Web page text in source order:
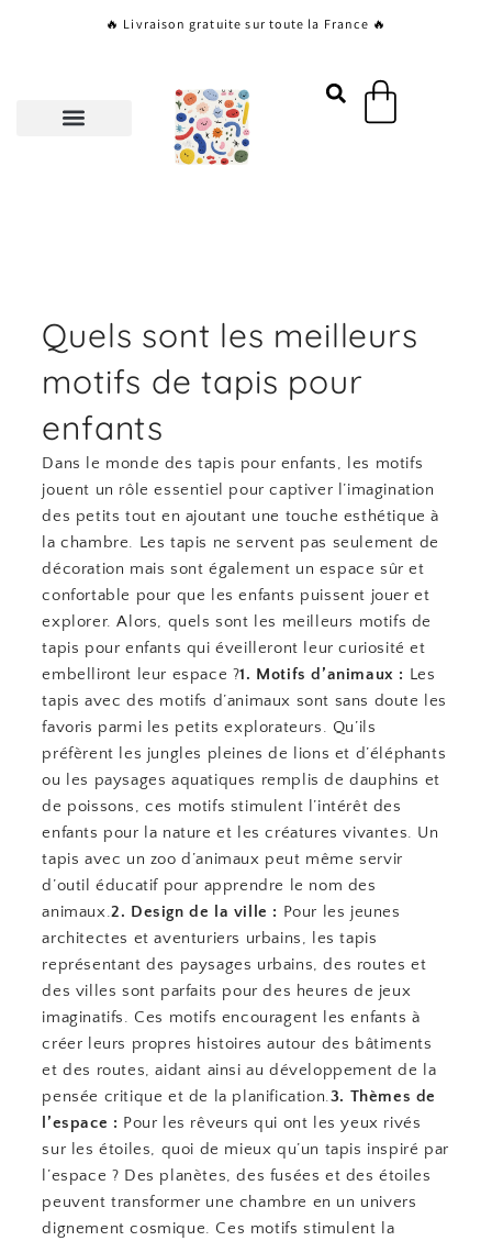
🔥 Livraison gratuite sur toute la France 🔥
Panier
Quels sont les meilleurs
motifs de tapis pour
enfants
Dans le monde des tapis pour enfants, les motifs
jouent un rôle essentiel pour captiver l’imagination
des petits tout en ajoutant une touche esthétique à
la chambre. Les tapis ne servent pas seulement de
décoration mais sont également un espace sûr et
confortable pour que les enfants puissent jouer et
explorer. Alors, quels sont les meilleurs motifs de
tapis pour enfants qui éveilleront leur curiosité et
embelliront leur espace ?1. Motifs d’animaux : Les
tapis avec des motifs d’animaux sont sans doute les
favoris parmi les petits explorateurs. Qu’ils
préfèrent les jungles pleines de lions et d’éléphants
ou les paysages aquatiques remplis de dauphins et
de poissons, ces motifs stimulent l’intérêt des
enfants pour la nature et les créatures vivantes. Un
tapis avec un zoo d’animaux peut même servir
d’outil éducatif pour apprendre le nom des
animaux.2. Design de la ville : Pour les jeunes
architectes et aventuriers urbains, les tapis
représentant des paysages urbains, des routes et
des villes sont parfaits pour des heures de jeux
imaginatifs. Ces motifs encouragent les enfants à
créer leurs propres histoires autour des bâtiments
et des routes, aidant ainsi au développement de la
pensée critique et de la planification.3. Thèmes de
l’espace : Pour les rêveurs qui ont les yeux rivés
sur les étoiles, quoi de mieux qu’un tapis inspiré par
l’espace ? Des planètes, des fusées et des étoiles
peuvent transformer une chambre en un univers
dignement cosmique. Ces motifs stimulent la